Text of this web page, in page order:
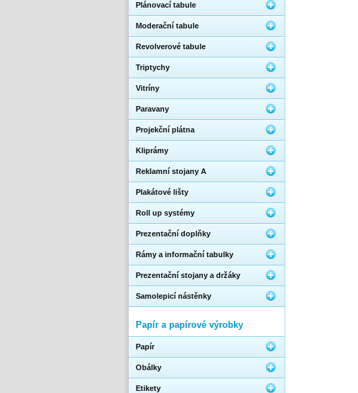
Plánovací tabule
Moderační tabule
Revolverové tabule
Triptychy
Vitríny
Paravany
Projekční plátna
Kliprámy
Reklamní stojany A
Plakátové lišty
Roll up systémy
Prezentační doplňky
Rámy a informační tabulky
Prezentační stojany a držáky
Samolepicí nástěnky
Papír a papírové výrobky
Papír
Obálky
Etikety